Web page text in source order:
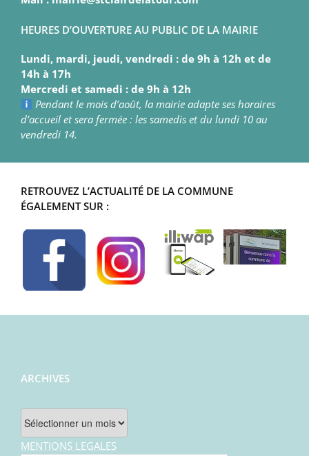
HEURES D’OUVERTURE AU PUBLIC DE LA MAIRIE
Lundi, mardi, jeudi, vendredi : de 9h à 12h et de
14h à 17h
Mercredi et samedi : de 9h à 12h
Pendant le mois d’août, la mairie adapte ses horaires
d’accueil et sera fermée : les samedis et du lundi 10 au
vendredi 14.
RETROUVEZ L’ACTUALITÉ DE LA COMMUNE
ÉGALEMENT SUR :
ARCHIVES
MENTIONS LEGALES